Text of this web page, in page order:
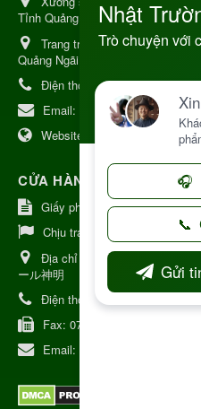
Tỉnh Quảng Ngải
Trang trại Dược Liệu Hữu Cơ:
Quảng Ngãi
Điện thoại:+84 906968923
Email:
Website:
https://
CỬA HÀNG GIỚI THIỆU
Giấy phép số: 080-9475-1379
Chịu trách nhiệm:
MR
Địa chỉ Nhật Bản:
日本 愛知
ール神明
Điện thoại:080-9475-1379
Fax: 070-9178-7979
Email: